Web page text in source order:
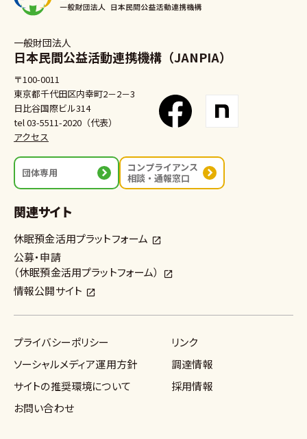
一般財団法人
日本民間公益活動連携機構（JANPIA）
〒100-0011
東京都千代田区内幸町2－2－3
日比谷国際ビル314
tel 03-5511-2020（代表）
アクセス
団体専用
コンプライアンス
相談・通報窓口
関連サイト
休眠預金活用プラットフォーム
公募・申請
（休眠預金活用プラットフォーム）
情報公開サイト
プライバシーポリシー
ソーシャルメディア運用方針
サイトの推奨環境について
お問い合わせ
リンク
調達情報
採用情報